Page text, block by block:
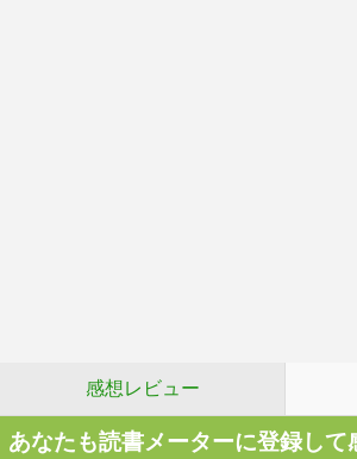
感想レビュー
あなたも読書メーターに登録して